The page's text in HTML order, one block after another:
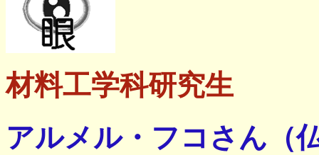
材料工学科研究生
アルメル・フコさん（